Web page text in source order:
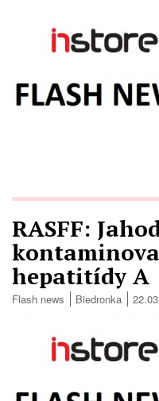
RASFF:
hepatitídy A
Flash news Biedronka